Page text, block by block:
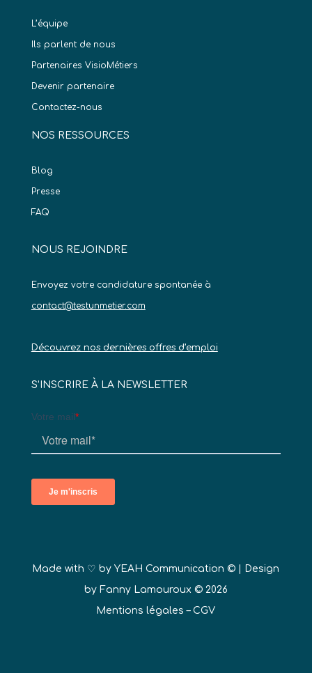
L’équipe
Ils parlent de nous
Partenaires VisioMétiers
Devenir partenaire
Contactez-nous
NOS RESSOURCES
Blog
Presse
FAQ
NOUS REJOINDRE
Envoyez votre candidature spontanée à
contact@testunmetier.com
Découvrez nos dernières offres d’emploi
S’INSCRIRE À LA NEWSLETTER
Made with ♡ byYEAH Communication © | Design
by Fanny Lamouroux © 2026
Mentions légales –CGV